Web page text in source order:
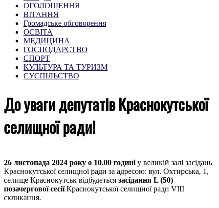
ОГОЛОШЕННЯ
ВІТАННЯ
Громадське обговорення
ОСВІТА
МЕДИЦИНА
ГОСПОДАРСТВО
СПОРТ
КУЛЬТУРА ТА ТУРИЗМ
СУСПІЛЬСТВО
До уваги депутатів Краснокутської
селищної ради!
26 листопада 2024 року о 10.00 годиніу великій залі засідань
Краснокутської селищної ради за адресою: вул. Охтирська, 1,
селище Краснокутськ відбудеться засідання L (50)
позачергової сесіїКраснокутської селищної ради VIII
скликання.